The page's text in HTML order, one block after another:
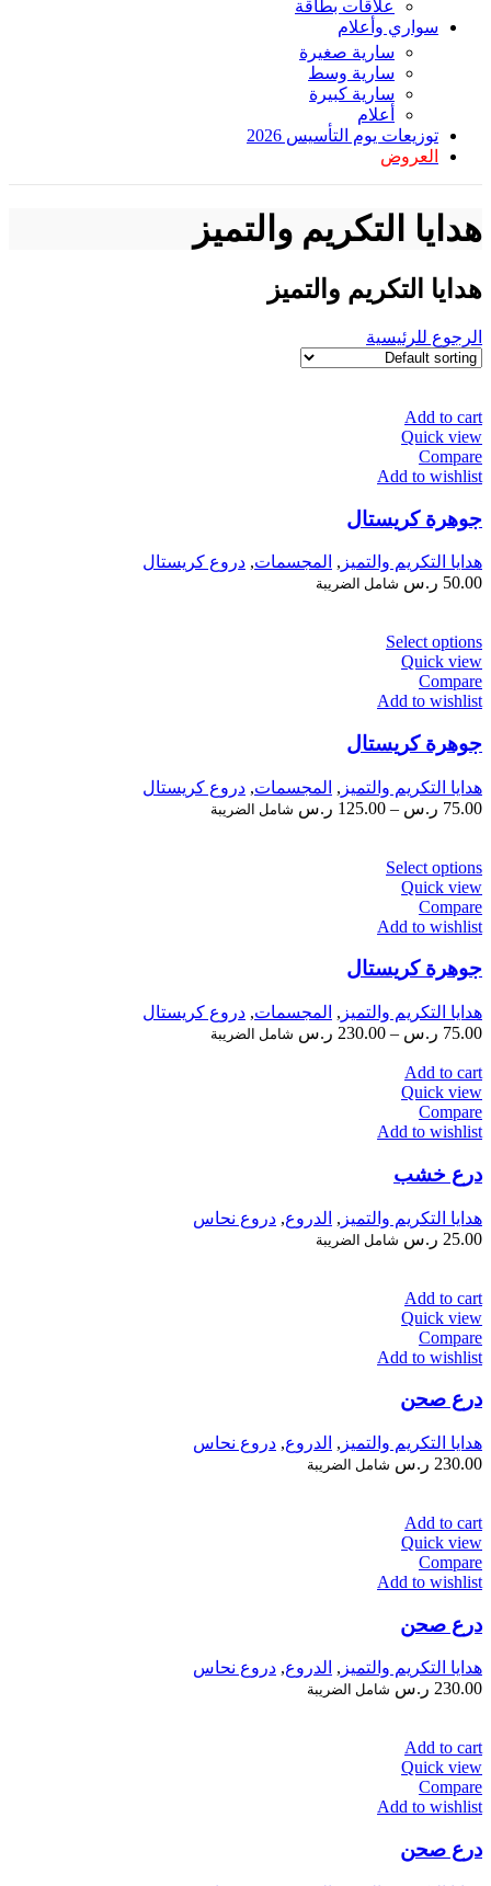
علاقات بطاقة
سواري وأعلام
سارية صغيرة
سارية وسط
سارية كبيرة
أعلام
توزيعات يوم التأسيس 2026
العروض
هدايا التكريم والتميز
هدايا التكريم والتميز
الرجوع للرئيسية
Add to cart
Quick view
Compare
Add to wishlist
جوهرة كريستال
هدايا التكريم والتميز , المجسمات, دروع كريستال
50.00 ر.س شامل الضريبة
Select options
Quick view
Compare
Add to wishlist
جوهرة كريستال
هدايا التكريم والتميز , المجسمات, دروع كريستال
75.00 ر.س –
125.00 ر.س شامل الضريبة
Select options
Quick view
Compare
Add to wishlist
جوهرة كريستال
هدايا التكريم والتميز , المجسمات, دروع كريستال
75.00 ر.س –
230.00 ر.س شامل الضريبة
Add to cart
Quick view
Compare
Add to wishlist
درع خشب
هدايا التكريم والتميز , الدروع, دروع نحاس
25.00 ر.س شامل الضريبة
Add to cart
Quick view
Compare
Add to wishlist
درع صحن
هدايا التكريم والتميز , الدروع, دروع نحاس
230.00 ر.س شامل الضريبة
Add to cart
Quick view
Compare
Add to wishlist
درع صحن
هدايا التكريم والتميز , الدروع, دروع نحاس
230.00 ر.س شامل الضريبة
Add to cart
Quick view
Compare
Add to wishlist
درع صحن